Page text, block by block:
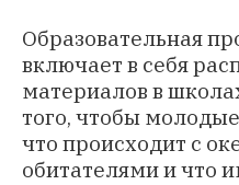
Образовательная
включает в себя
материалов в
того, чтобы
что происходит с
обитателями и что